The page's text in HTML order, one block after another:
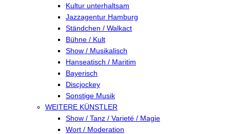
Kultur unterhaltsam
Jazzagentur Hamburg
Ständchen / Walkact
Bühne / Kult
Show / Musikalisch
Hanseatisch / Maritim
Bayerisch
Discjockey
Sonstige Musik
WEITERE KÜNSTLER
Show / Tanz / Varieté / Magie
Wort / Moderation